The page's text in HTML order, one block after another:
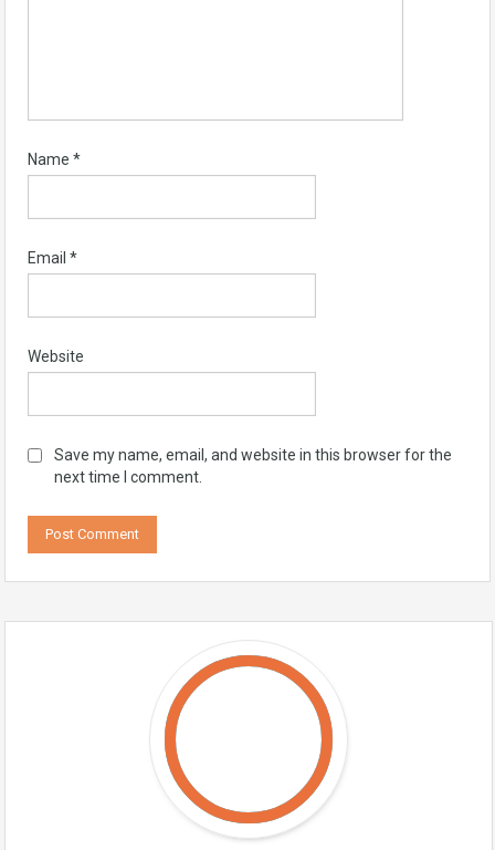
Name *
Email *
Website
Save my name, email, and website in this browser for the
next time I comment.